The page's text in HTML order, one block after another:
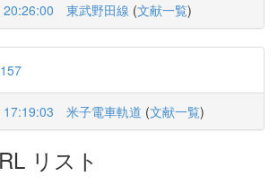
東武野田線 (文献一覧)
米子電車軌道 (文献一覧)
リスト